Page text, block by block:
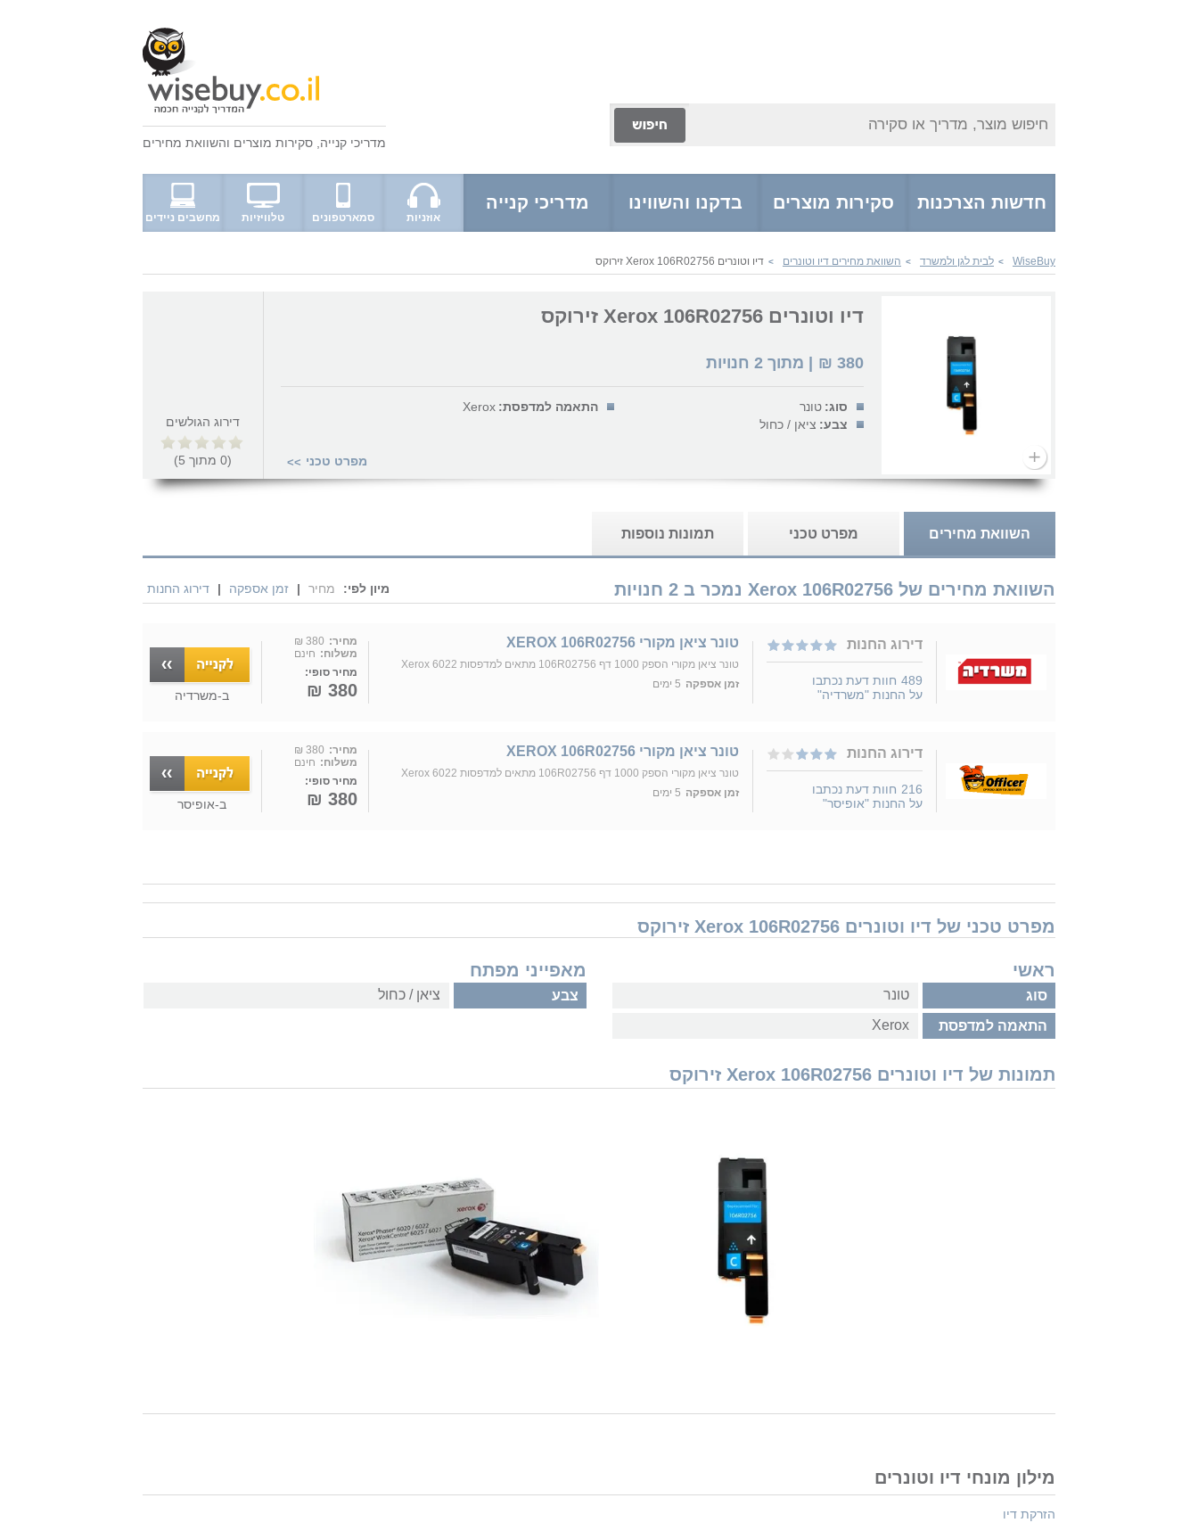
חיפוש מוצר, מדריך או סקירה
מדריכי קנייה סקירות מוצרים והשוואת מחירים
חדשות הצרכנות סקירות מוצרים בדקנו והשווינו מדריכי קנייה
אוזניות סמארטפונים טלוויזיות מחשבים ניידים
WiseBuy
> לבית לגן ולמשרד > השוואת מחירים דיו וטונרים > דיו וטונרים Xerox 106R02756 זירוקס
דיו וטונרים Xerox 106R02756 זירוקס
380
₪ | מתוך 2 חנויות
סוג: טונר התאמה למדפסת: Xerox
צבע: ציאן / כחול
מפרט טכני >>
דירוג הגולשים
(
0 מתוך 5
)
השוואת מחירים מפרט טכני תמונות נוספות
השוואת מחירים של Xerox 106R02756 נמכר ב 2 חנויות מיון לפי: מחיר | זמן אספקה | דירוג החנות
דירוג החנות
489 חוות דעת נכתבו
על החנות "משרדיה"
טונר ציאן מקורי XEROX 106R02756
טונר ציאן מקורי הספק 1000 דף 106R02756 מתאים למדפסות Xerox 6022
זמן אספקה 5 ימים
מחיר: 380 ₪
משלוח: חינם
מחיר סופי:
380 ₪ ב-משרדיה
דירוג החנות
216 חוות דעת נכתבו
על החנות "אופיסר"
טונר ציאן מקורי XEROX 106R02756
טונר ציאן מקורי הספק 1000 דף 106R02756 מתאים למדפסות Xerox 6022
זמן אספקה 5 ימים
מחיר: 380 ₪
משלוח: חינם
מחיר סופי:
380 ₪ ב-אופיסר
מפרט טכני של דיו וטונרים Xerox 106R02756 זירוקס
ראשי
סוג טונר
התאמה למדפסת Xerox
מאפייני מפתח
צבע ציאן / כחול
תמונות של דיו וטונרים Xerox 106R02756 זירוקס
מילון מונחי דיו וטונרים
הזרקת דיו